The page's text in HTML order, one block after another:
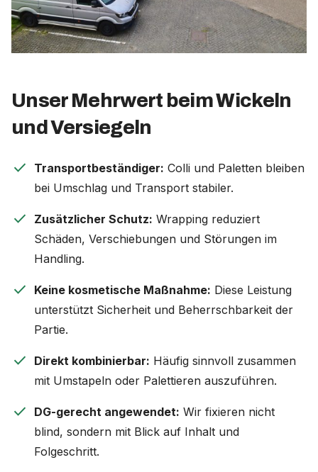
Unser Mehrwert beim Wickeln
und Versiegeln
check Transportbeständiger: Colli und Paletten bleiben
bei Umschlag und Transport stabiler.
check Zusätzlicher Schutz: Wrapping reduziert
Schäden, Verschiebungen und Störungen im
Handling.
check Keine kosmetische Maßnahme: Diese Leistung
unterstützt Sicherheit und Beherrschbarkeit der
Partie.
check Direkt kombinierbar: Häufig sinnvoll zusammen
mit Umstapeln oder Palettieren auszuführen.
check DG-gerecht angewendet: Wir fixieren nicht
blind, sondern mit Blick auf Inhalt und
Folgeschritt.